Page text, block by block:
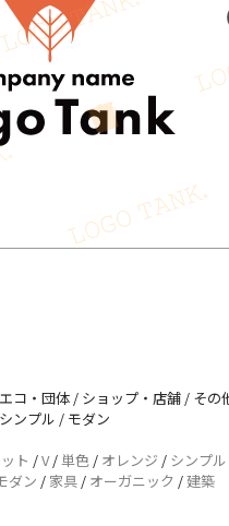
コ・団体 / ショップ・店舗 / その
ンプル / モダン
ト /V/単色 / オレンジ / シンプル
ダン / 家具 / オーガニック /建築